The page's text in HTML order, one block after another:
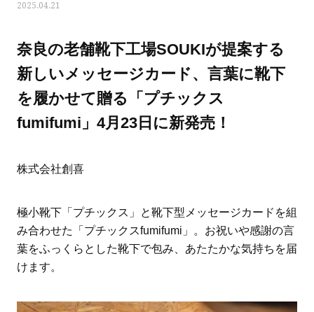
ス学」
タログ
2025.04.21
奈良の老舗靴下工場SOUKIが提案する
新しいメッセージカード、言葉に靴下
を履かせて贈る「プチックス
fumifumi」4月23日に新発売！
株式会社創喜
極小靴下「プチックス」と靴下型メッセージカードを組
み合わせた「プチックスfumifumi」。お祝いや感謝の言
葉をふっくらとした靴下で包み、あたたかな気持ちを届
けます。